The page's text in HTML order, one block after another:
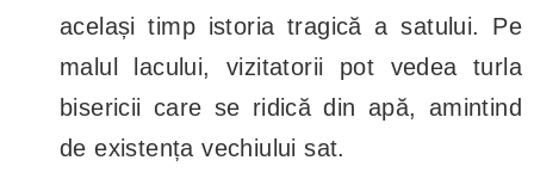
același timp istoria tragică a satului. Pe
malul lacului, vizitatorii pot vedea turla
bisericii care se ridică din apă, amintind
de existența vechiului sat.